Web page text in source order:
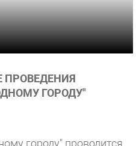
ПРОВЕДЕНИЯ
ГОРОДУ"
городу" проводится